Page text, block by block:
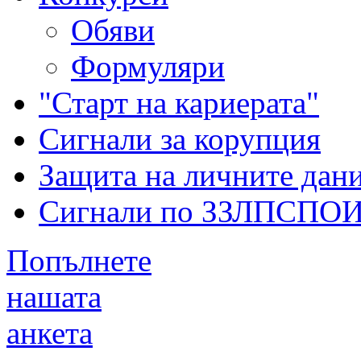
Обяви
Формуляри
"Старт на кариерата"
Сигнали за корупция
Защита на личните
Сигнали по
Попълнете
нашата
анкета